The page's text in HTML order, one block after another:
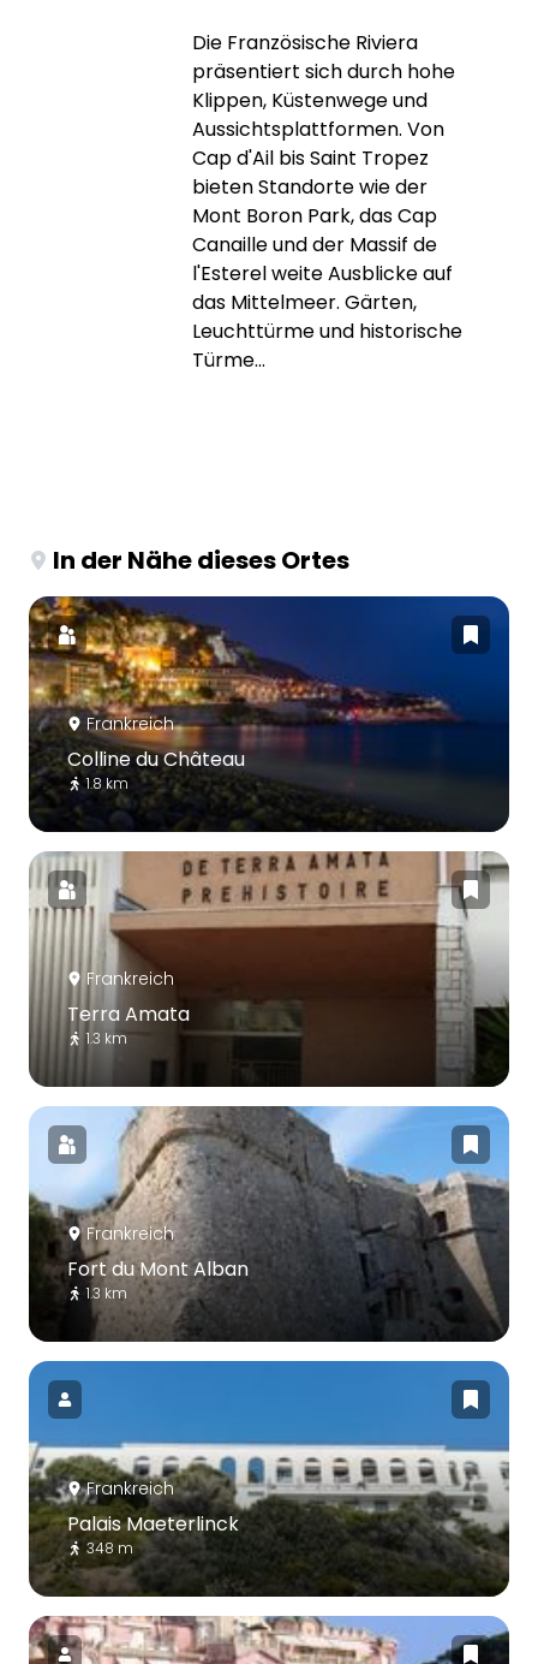
Die Französische Riviera
präsentiert sich durch hohe
Klippen, Küstenwege und
Aussichtsplattformen. Von
Cap d'Ail bis Saint Tropez
bieten Standorte wie der
Mont Boron Park, das Cap
Canaille und der Massif de
l'Esterel weite Ausblicke auf
das Mittelmeer. Gärten,
Leuchttürme und historische
Türme...
In der Nähe dieses Ortes
Frankreich
Colline du Château
1.8 km
Frankreich
Terra Amata
1.3 km
Frankreich
Fort du Mont Alban
1.3 km
Frankreich
Palais Maeterlinck
348 m